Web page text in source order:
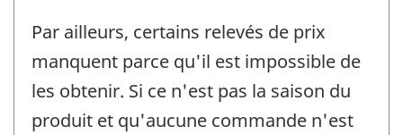
Par ailleurs, certains relevés de prix
manquent parce qu'il est impossible de
les obtenir. Si ce n'est pas la saison du
produit et qu'aucune commande n'est